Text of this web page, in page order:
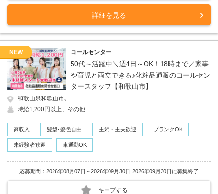
詳細を見る
NEW コールセンター
50代～活躍中＼週4日～OK！18時まで／家事
や育児と両立できる♪化粧品通販のコールセン
タースタッフ【和歌山市】
和歌山県和歌山市､
時給1,200円以上、その他
高収入 髪型･髪色自由 主婦・主夫歓迎 ブランクOK
未経験者歓迎 車通勤OK
応募期間：2026年08月07日～2026年09月30日 2026年09月30日に募集終了
キープする